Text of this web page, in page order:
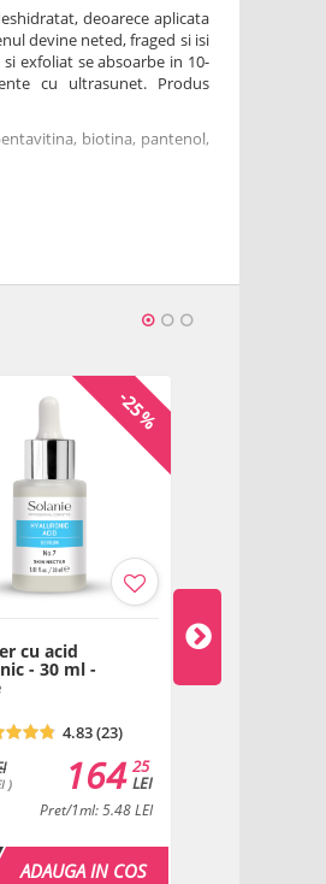
deoarece aplicata
devine neted, fraged si isi
exfoliat se absoarbe in 10-
cu ultrasunet. Produs
biotina, pantenol,
Carbomer, Panthenol,
Oil, Allantoin, Parfum,
-25%
cu acid
- 30 ml -
4.83 (23)
)
25
LEI
164
Pret/1ml: 5.48 LEI
ADAUGA IN COS
No. 7 Ser cu
Solanie